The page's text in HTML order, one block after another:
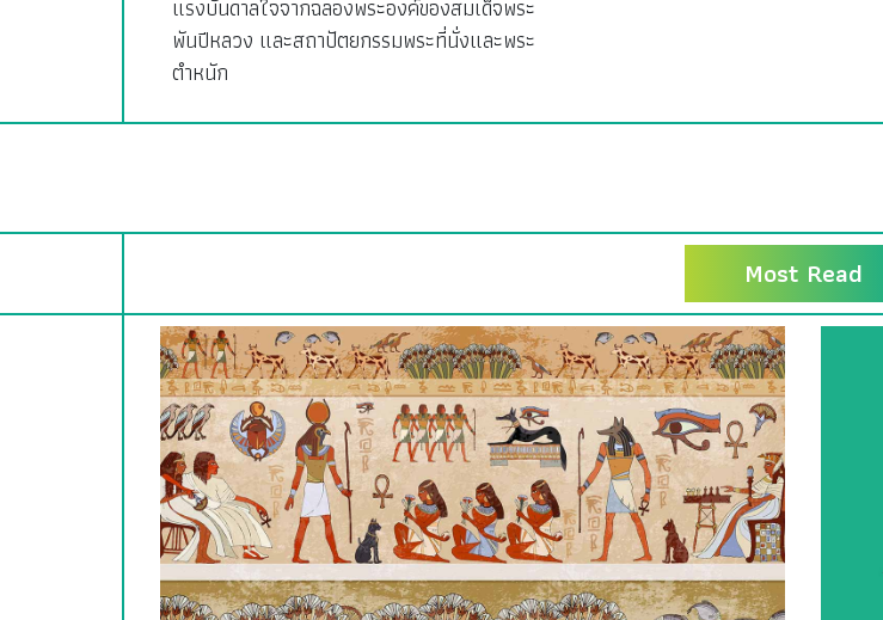
แรงบันดาลใจจากฉลองพระองค์ของสมเด็จพระ
พันปีหลวง และสถาปัตยกรรมพระที่นั่งและพระ
ตำหนัก
Most Read